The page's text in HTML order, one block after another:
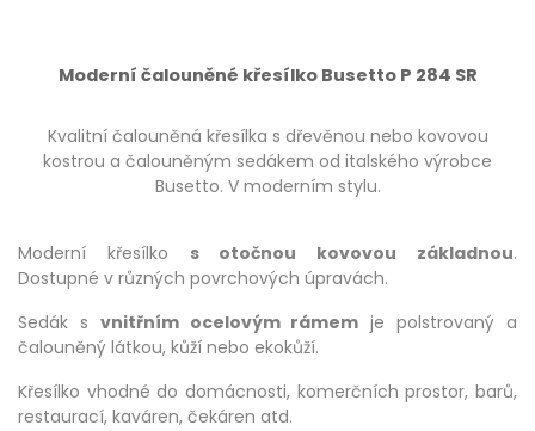
Moderní čalouněné křesílko Busetto P 284 SR
Kvalitní čalouněná křesílka s dřevěnou nebo kovovou
kostrou a čalouněným sedákem od italského výrobce
Busetto. V moderním stylu.
Moderní křesílko s otočnou kovovou základnou.
Dostupné v různých povrchových úpravách.
Sedák s vnitřním ocelovým rámem je polstrovaný a
čalouněný látkou, kůží nebo ekokůží.
Křesílko vhodné do domácnosti, komerčních prostor, barů,
restaurací, kaváren, čekáren atd.